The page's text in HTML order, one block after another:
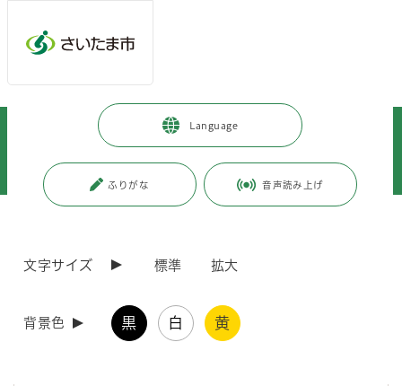
Language
ふりがな 音声読み上げ
文字サイズ 標準 拡大
背景色 黒 白 黄
暮らし・手続き > まちづくり・交通
各地域のまちづくり
【令和4年度】第3回（仮称）浦和駅周辺まちづくりビジョン有識者懇話会
【令和4年度】第3回（仮称）浦和駅周辺まちづく